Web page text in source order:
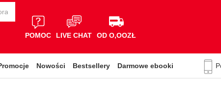
POMOC LIVE CHAT OD O,OOZŁ
Nowości Bestsellery Darmowe ebooki